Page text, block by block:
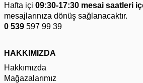
Hafta içi 09:30-17:30 mesai saatleri
mesajlarınıza dönüş sağlanacaktır.
0 539 597 99 39
HAKKIMIZDA
Hakkımızda
Mağazalarımız